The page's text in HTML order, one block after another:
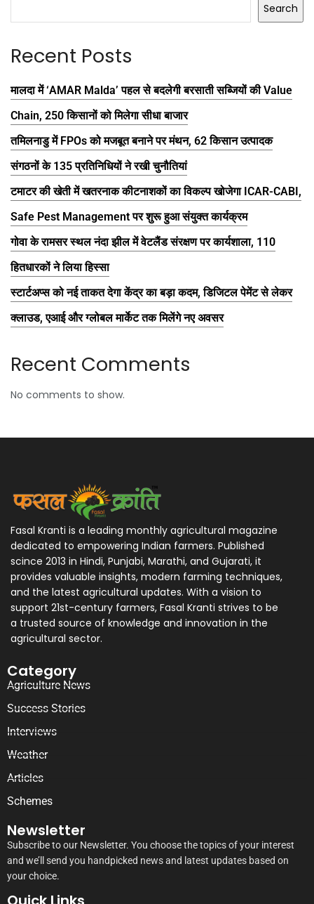
Search
Recent Posts
मालदा में ‘AMAR Malda’ पहल से बदलेगी बरसाती सब्जियों की Value
Chain, 250 किसानों को मिलेगा सीधा बाजार
तमिलनाडु में FPOs को मजबूत बनाने पर मंथन, 62 किसान उत्पादक
संगठनों के 135 प्रतिनिधियों ने रखी चुनौतियां
टमाटर की खेती में खतरनाक कीटनाशकों का विकल्प खोजेगा ICAR-CABI,
Safe Pest Management पर शुरू हुआ संयुक्त कार्यक्रम
गोवा के रामसर स्थल नंदा झील में वेटलैंड संरक्षण पर कार्यशाला, 110
हितधारकों ने लिया हिस्सा
स्टार्टअप्स को नई ताकत देगा केंद्र का बड़ा कदम, डिजिटल पेमेंट से लेकर
क्लाउड, एआई और ग्लोबल मार्केट तक मिलेंगे नए अवसर
Recent Comments
No comments to show.
Fasal Kranti is a leading monthly agricultural magazine
dedicated to empowering Indian farmers. Published
scince 2013 in Hindi, Punjabi, Marathi, and Gujarati, it
provides valuable insights, modern farming techniques,
and the latest agricultural updates. With a vision to
support 21st-century farmers, Fasal Kranti strives to be
a trusted source of knowledge and innovation in the
agricultural sector.
Category
Agriculture News
Success Stories
Interviews
Weather
Articles
Schemes
Newsletter
Subscribe to our Newsletter. You choose the topics of your interest
and we’ll send you handpicked news and latest updates based on
your choice.